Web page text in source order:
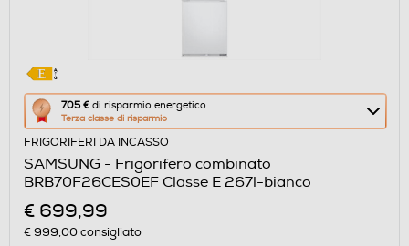
705 € di risparmio energetico
Terza classe di risparmio
Questa
azione
aprirà
il
Calcolatore
di
risparmio
FRIGORIFERI DA INCASSO
SAMSUNG - Frigorifero combinato
BRB70F26CES0EF Classe E 267l-bianco
€ 699,99
€ 999,00consigliato